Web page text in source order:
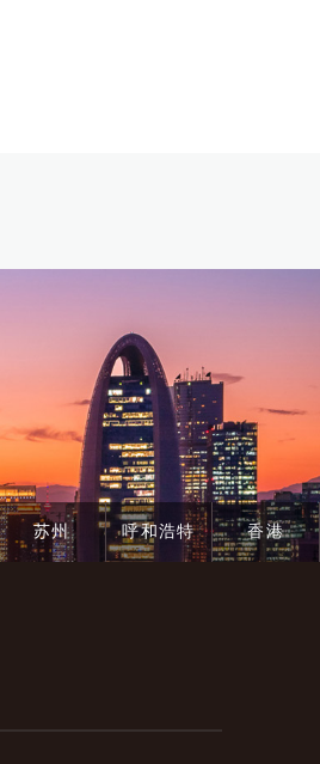
苏州 呼和浩特 香港